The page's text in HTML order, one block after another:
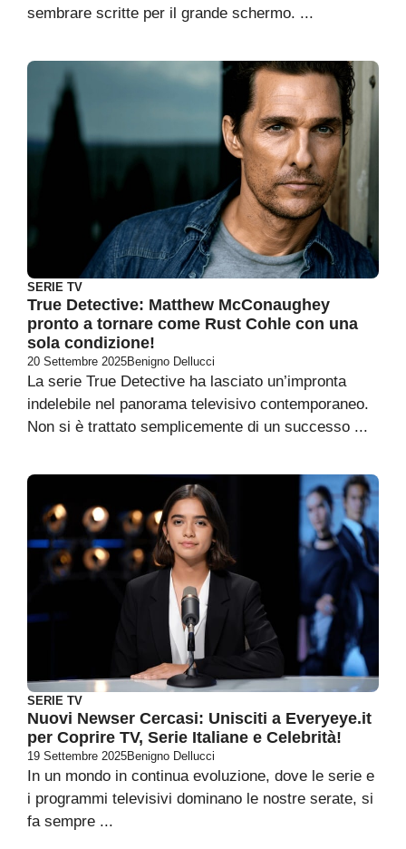
sembrare scritte per il grande schermo. ...
SERIE TV
True Detective: Matthew McConaughey
pronto a tornare come Rust Cohle con una
sola condizione!
20 Settembre 2025Benigno Dellucci
La serie True Detective ha lasciato un’impronta
indelebile nel panorama televisivo contemporaneo.
Non si è trattato semplicemente di un successo ...
SERIE TV
Nuovi Newser Cercasi: Unisciti a Everyeye.it
per Coprire TV, Serie Italiane e Celebrità!
19 Settembre 2025Benigno Dellucci
In un mondo in continua evoluzione, dove le serie e
i programmi televisivi dominano le nostre serate, si
fa sempre ...